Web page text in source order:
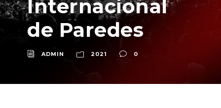
Internacional
de Paredes
ADMIN 2021 0